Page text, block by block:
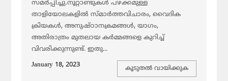
സമർപ്പിച്ചു.നൂറ്റാണ്ടുകൾ പഴക്കമുള്ള
താളിയോലകളിൽ സ്മാർത്തവിചാരം, വൈദിക
ക്രിയകൾ, അനുഷ്ഠാനക്രമങ്ങൾ, യാഗം,
അതിരാത്രം മുതലായ കർമ്മങ്ങളെ കുറിച്ച്
വിവരിക്കുന്നുണ്ട്. ഇതു...
January 18, 2023
കൂടുതല്‍ വായിക്കുക